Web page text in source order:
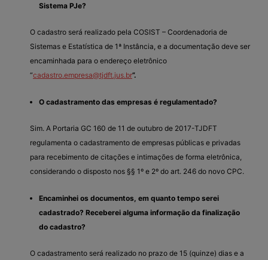
Sistema PJe?
O cadastro será realizado pela COSIST – Coordenadoria de
Sistemas e Estatística de 1ª Instância, e a documentação deve ser
encaminhada para o endereço eletrônico
“cadastro.empresa@tjdft.jus.br”.
O cadastramento das empresas é regulamentado?
Sim. A Portaria GC 160 de 11 de outubro de 2017-TJDFT
regulamenta o cadastramento de empresas públicas e privadas
para recebimento de citações e intimações de forma eletrônica,
considerando o disposto nos §§ 1º e 2º do art. 246 do novo CPC.
Encaminhei os documentos, em quanto tempo serei
cadastrado? Receberei alguma informação da finalização
do cadastro?
O cadastramento será realizado no prazo de 15 (quinze) dias e a